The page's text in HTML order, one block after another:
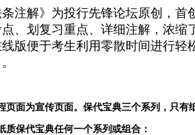
条注解》为投行先锋论坛原创，
、划复习重点、详细注解，浓缩
版便于考生利用零散时间进行轻
页面为宣传页面。保代宝典三个系列，只有
质保代宝典任何一个系列或组合：